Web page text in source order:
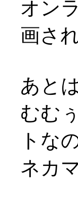
オン
画さ
あと
むむ
トな
ネカ